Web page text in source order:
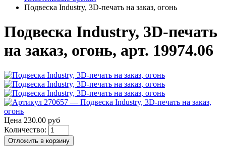
Подвеска Industry, 3D-печать на заказ, огонь
Подвеска Industry, 3D-печать
на заказ, огонь, арт. 19974.06
Цена 230.00 руб
Количество:
Отложить в корзину